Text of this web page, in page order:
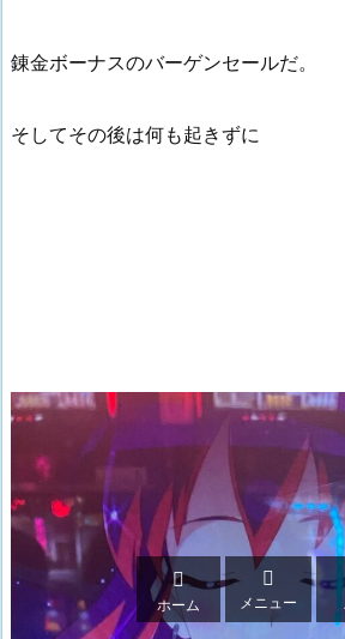
錬金ボーナスのバーゲンセールだ。
そしてその後は何も起きずに

ホーム

メニュー